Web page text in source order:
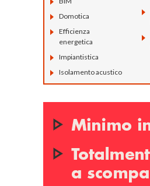
Domotica
Efficienza
energetica
Impiantistica
Isolamento acustico